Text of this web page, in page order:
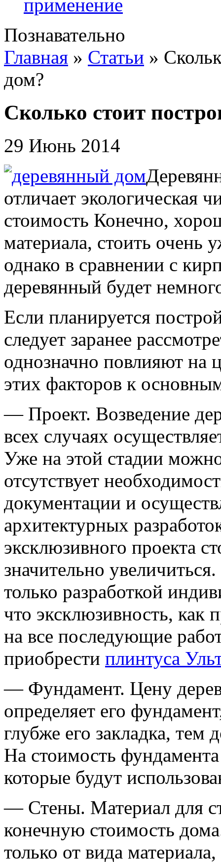
применение
Познавательно
Главная » Статьи »
дом?
Сколько стоит
29 Июнь 2014
отличает экологическая
стоимость Конечно,
материала, стоить очень
однако в сравнении с
деревянный будет
Если планируется
следует заранее
однозначно повлияют на
этих факторов к
— Проект. Возведение
всех случаях
Уже на этой стадии
отсутствует
документации и
архитектурных
эксклюзивного проекта
значительно
только разработкой
что эксклюзивность, как
на все последующие
приобрести плинтуса
— Фундамент. Цену
определяет его
глубже его закладка, тем
На стоимость
которые будут
— Стены. Материал для
конечную стоимость
только от вида